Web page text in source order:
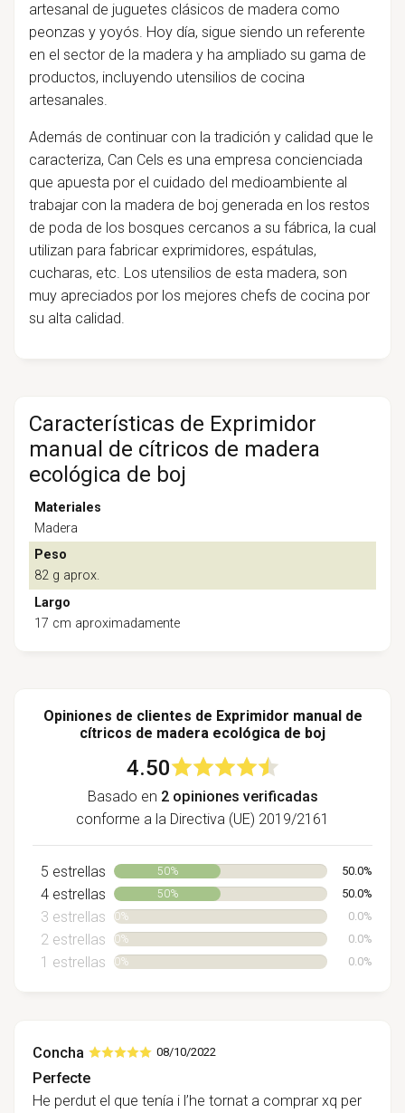
artesanal de juguetes clásicos de madera como
peonzas y yoyós. Hoy día, sigue siendo un referente
en el sector de la madera y ha ampliado su gama de
productos, incluyendo utensilios de cocina
artesanales.
Además de continuar con la tradición y calidad que le
caracteriza, Can Cels es una empresa concienciada
que apuesta por el cuidado del medioambiente al
trabajar con la madera de boj generada en los restos
de poda de los bosques cercanos a su fábrica, la cual
utilizan para fabricar exprimidores, espátulas,
cucharas, etc. Los utensilios de esta madera, son
muy apreciados por los mejores chefs de cocina por
su alta calidad.
Características de Exprimidor
manual de cítricos de madera
ecológica de boj
Materiales
Madera
Peso
82 g aprox.
Largo
17 cm aproximadamente
Opiniones de clientes de Exprimidor manual de
cítricos de madera ecológica de boj
4.50
Basado en 2 opiniones verificadas
conforme a la Directiva (UE) 2019/2161
5 estrellas 50% 50.0%
4 estrellas 50% 50.0%
3 estrellas 0% 0.0%
2 estrellas 0% 0.0%
1 estrellas 0% 0.0%
Concha 08/10/2022
Perfecte
He perdut el que tenía i l’he tornat a comprar xq per